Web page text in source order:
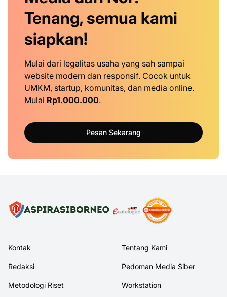
Tenang, semua kami
siapkan!
Mulai dari legalitas usaha yang sah sampai
website modern dan responsif. Cocok untuk
UMKM, startup, komunitas, dan media online.
Mulai Rp1.000.000.
Pesan Sekarang
Kontak Tentang Kami
Redaksi Pedoman Media Siber
Metodologi Riset Workstation